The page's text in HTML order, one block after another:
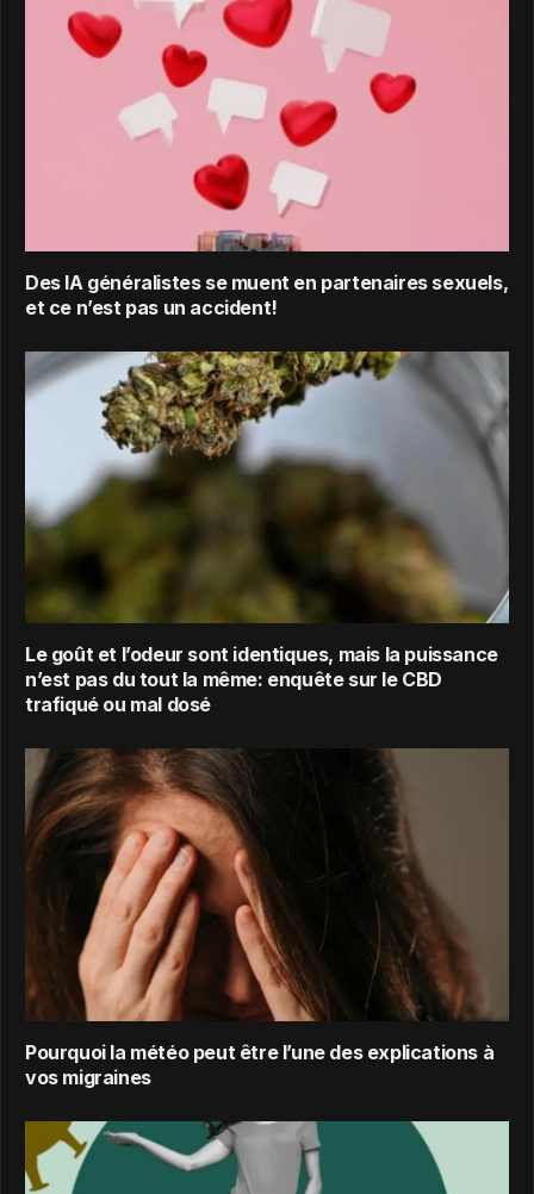
Des IA généralistes se muent en partenaires sexuels,
et ce n’est pas un accident!
Le goût et l’odeur sont identiques, mais la puissance
n’est pas du tout la même: enquête sur le CBD
trafiqué ou mal dosé
Pourquoi la météo peut être l’une des explications à
vos migraines